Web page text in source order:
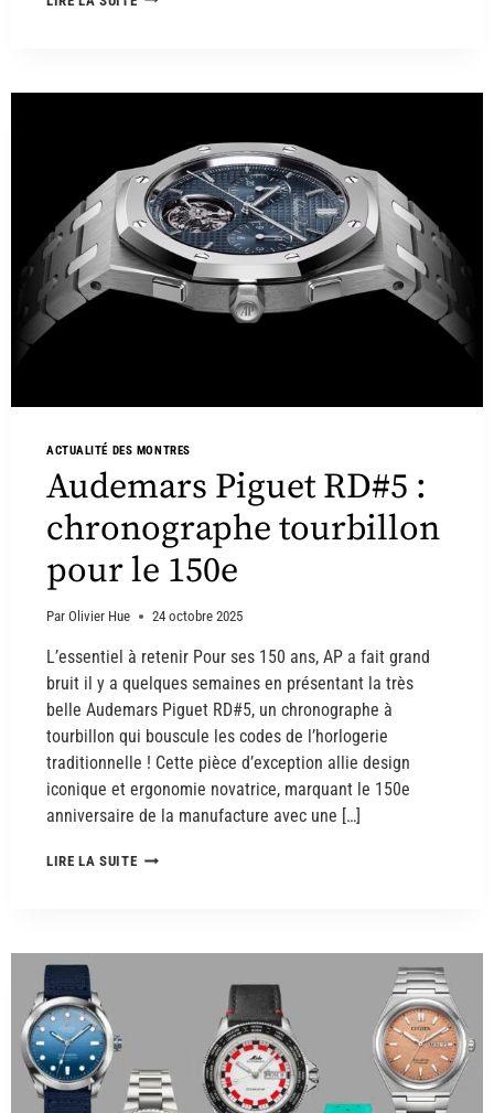
ACTUALITÉ DES MONTRES
Audemars Piguet RD#5 :
chronographe tourbillon
pour le 150e
Par Olivier Hue 24 octobre 2025
L’essentiel à retenir Pour ses 150 ans, AP a fait grand
bruit il y a quelques semaines en présentant la très
belle Audemars Piguet RD#5, un chronographe à
tourbillon qui bouscule les codes de l’horlogerie
traditionnelle ! Cette pièce d’exception allie design
iconique et ergonomie novatrice, marquant le 150e
anniversaire de la manufacture avec une […]
LIRE LA SUITE